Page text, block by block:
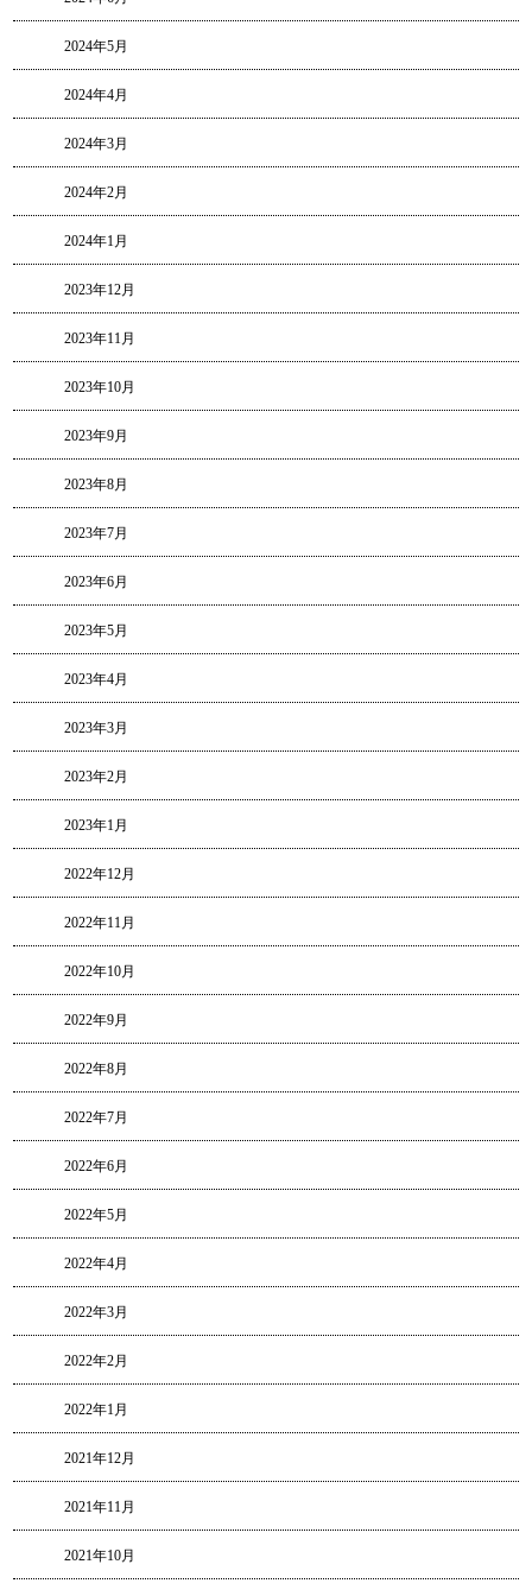
2024年5月
2024年4月
2024年3月
2024年2月
2024年1月
2023年12月
2023年11月
2023年10月
2023年9月
2023年8月
2023年7月
2023年6月
2023年5月
2023年4月
2023年3月
2023年2月
2023年1月
2022年12月
2022年11月
2022年10月
2022年9月
2022年8月
2022年7月
2022年6月
2022年5月
2022年4月
2022年3月
2022年2月
2022年1月
2021年12月
2021年11月
2021年10月